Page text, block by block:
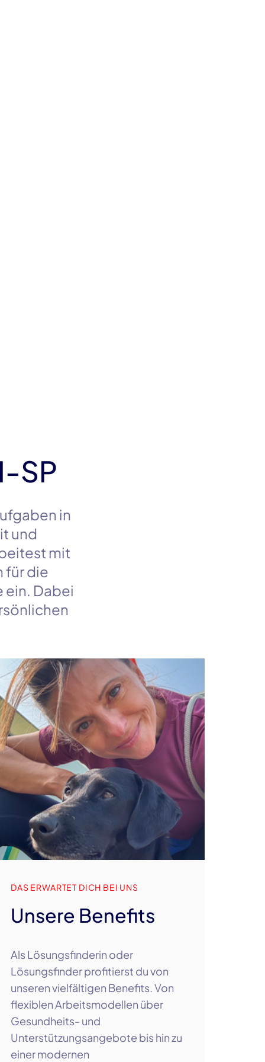
SP
in
und
mit
für die
ein. Dabei
DAS ERWARTET DICH BEI UNS
Unsere Benefits
Als Lösungsfinderin oder
Lösungsfinder profitierst du von
unseren vielfältigen Benefits. Von
flexiblen Arbeitsmodellen über
Gesundheits- und
Unterstützungsangebote bis hin zu
einer modernen